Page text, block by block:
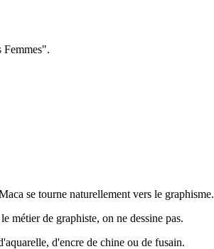
se tourne naturellement vers le graphisme.
métier de graphiste, on ne dessine pas.
d'encre de chine ou de fusain.